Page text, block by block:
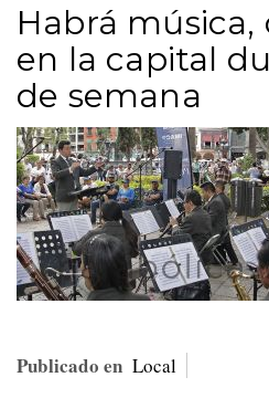
Habrá música,
en la capital
de semana
Publicado en Local